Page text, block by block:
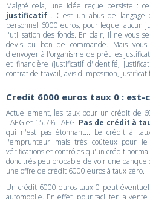
Malgré cela, une idée reçue persiste :
justificatif... C'est un abus de
personnel 6000 euros, pour lequel aucun
l'utilisation des fonds. En clair, il ne vous
devis ou bon de commande. Mais
d'envoyer à l'organisme de prêt les
et financière (justificatif d'identifé,
contrat de travail, avis d'imposition,
Credit 6000 euros taux 0 : est-
Actuellement, les taux pour un crédit de
TAEG et 15.7% TAEG. Pas de crédit à
qui n'est pas étonnant... Le crédit à
l'emprunteur mais très coûteux pour
vérifications et contrôles qu'un crédit
donc très peu probable de voir une
une offre de crédit 6000 euros à taux zéro.
Un crédit 6000 euros taux 0 peut
automobile. En effet, pour faciliter la